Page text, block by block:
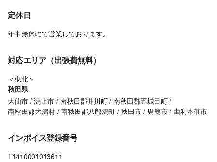
定休日
年中無休にて営業しております。
対応エリア（出張費無料）
＜東北＞
秋田県
大仙市 潟上市 南秋田郡井川町 南秋田郡五城目町
南秋田郡大潟村 南秋田郡八郎潟町 秋田市 男鹿市 由利本荘市
インボイス登録番号
T1410001013611